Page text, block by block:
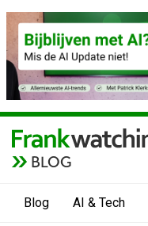
BLOG
Blog AI & Tech